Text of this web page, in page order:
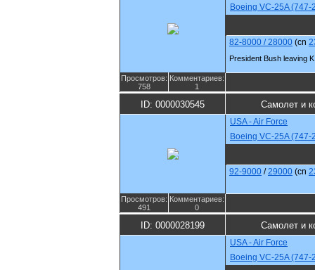
Boeing VC-25A (747-
82-8000 / 28000 (cn
President Bush leaving
Просмотров:
758
Комментариев:
1
ID: 0000030545 Самолет и
USA - Air Force
Boeing VC-25A (747-
92-9000 /29000 (cn
Просмотров:
491
Комментариев:
0
ID: 0000028199 Самолет и
USA - Air Force
Boeing VC-25A (747-